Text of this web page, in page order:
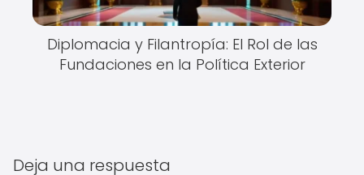
Diplomacia y Filantropía: El Rol de las
Fundaciones en la Política Exterior
Deja una respuesta